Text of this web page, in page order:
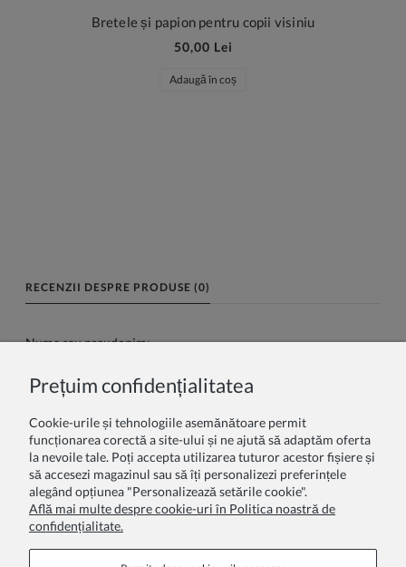
Bretele și papion pentru copii visiniu
50,00 Lei
Adaugă în coș
RECENZII DESPRE PRODUSE (0)
Nume sau pseudonim:
Prețuim confidențialitatea
Cookie-urile și tehnologiile asemănătoare permit
funcționarea corectă a site-ului și ne ajută să adaptăm oferta
la nevoile tale. Poți accepta utilizarea tuturor acestor fișiere și
să accesezi magazinul sau să îți personalizezi preferințele
alegând opțiunea "Personalizează setările cookie".
Află mai multe despre cookie-uri în Politica noastră de
confidențialitate.